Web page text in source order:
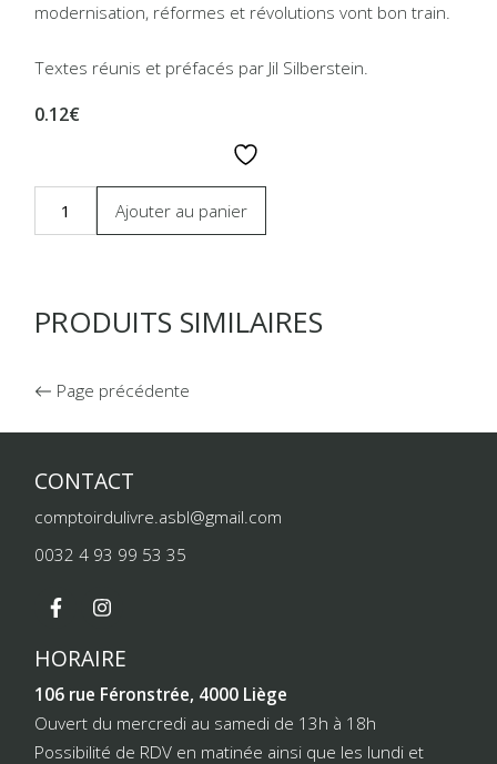
modernisation, réformes et révolutions vont bon train.
Textes réunis et préfacés par Jil Silberstein.
0.12€
Ajouter au panier
PRODUITS SIMILAIRES
Page précédente
CONTACT
comptoirdulivre.asbl@gmail.com
0032 4 93 99 53 35
HORAIRE
106 rue Féronstrée, 4000 Liège
Ouvert du mercredi au samedi de 13h à 18h
Possibilité de RDV en matinée ainsi que les lundi et